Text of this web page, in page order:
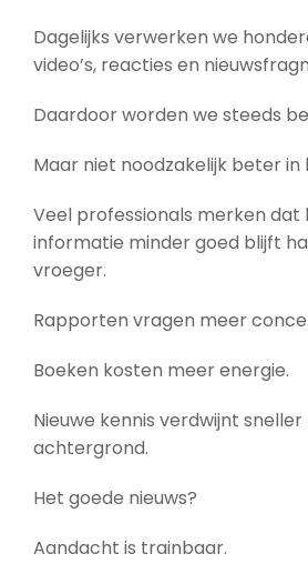
Dagelijks verwerken we
video’s, reacties en
Daardoor worden we steeds
Maar niet noodzakelijk beter in
Veel professionals merken dat
informatie minder goed blijft
vroeger.
Rapporten vragen meer
Boeken kosten meer energie.
Nieuwe kennis verdwijnt
achtergrond.
Het goede nieuws?
Aandacht is trainbaar.